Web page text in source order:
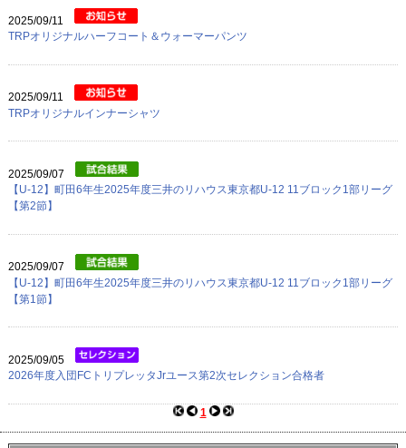
2025/09/11
TRPオリジナルハーフコート＆ウォーマーパンツ
2025/09/11
TRPオリジナルインナーシャツ
2025/09/07
【U-12】町田6年生2025年度三井のリハウス東京都U-12 11ブロック1部リーグ
【第2節】
2025/09/07
【U-12】町田6年生2025年度三井のリハウス東京都U-12 11ブロック1部リーグ
【第1節】
2025/09/05
2026年度入団FCトリプレッタJrユース第2次セレクション合格者
1